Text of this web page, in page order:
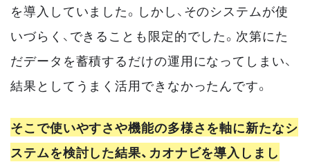
を導入していました。しかし、そのシステムが使
いづらく、できることも限定的でした。次第にた
だデータを蓄積するだけの運用になってしまい、
結果としてうまく活用できなかったんです。
そこで使いやすさや機能の多様さを軸に新たなシ
ステムを検討した結果、カオナビを導入しまし